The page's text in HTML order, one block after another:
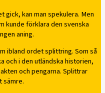
kan man spekulera. Men
kunde förklara den svenska
aning.
ibland ordet splittring. Som så
och i den utländska historien,
och pengarna. Splittrar
sämre.